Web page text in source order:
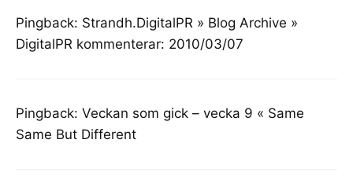
Pingback: Strandh.DigitalPR » Blog Archive »
DigitalPR kommenterar: 2010/03/07
Pingback: Veckan som gick – vecka 9 « Same
Same But Different